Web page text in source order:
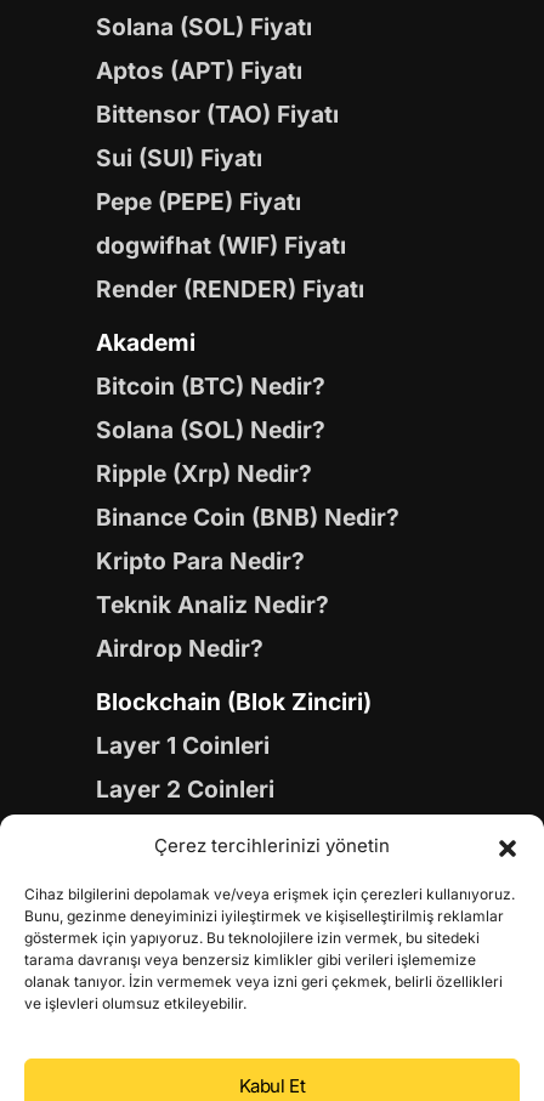
Çerez tercihlerinizi yönetin
Cihaz bilgilerini depolamak ve/veya erişmek için çerezleri kullanıyoruz.
Bunu, gezinme deneyiminizi iyileştirmek ve kişiselleştirilmiş reklamlar
göstermek için yapıyoruz. Bu teknolojilere izin vermek, bu sitedeki
tarama davranışı veya benzersiz kimlikler gibi verileri işlememize
olanak tanıyor. İzin vermemek veya izni geri çekmek, belirli özellikleri
ve işlevleri olumsuz etkileyebilir.
Kabul Et
Solana (SOL) Fiyatı
Aptos (APT) Fiyatı
Bittensor (TAO) Fiyatı
Sui (SUI) Fiyatı
Pepe (PEPE) Fiyatı
dogwifhat (WIF) Fiyatı
Render (RENDER) Fiyatı
Akademi
Bitcoin (BTC) Nedir?
Solana (SOL) Nedir?
Ripple (Xrp) Nedir?
Binance Coin (BNB) Nedir?
Kripto Para Nedir?
Teknik Analiz Nedir?
Airdrop Nedir?
Blockchain (Blok Zinciri)
Layer 1 Coinleri
Layer 2 Coinleri
Yapay Zeka (AI) Coinleri
Gaming Coinleri
RWA Coinleri
DeFi Coinleri
DePIN Coinleri
Metaverse Coinleri